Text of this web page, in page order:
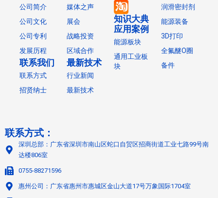
公司简介
公司文化
公司专利
发展历程
联系我们
联系方式
招贤纳士
媒体之声
展会
战略投资
区域合作
最新技术
行业新闻
最新技术
知识大典
应用案例
能源板块
通用工业板
块
润滑密封剂
能源装备
3D打印
全氟醚O圈
备件
联系方式：
深圳总部：广东省深圳市南山区蛇口自贸区招商街道工业七路99号南
达楼806室
0755-88271596
惠州公司：广东省惠州市惠城区金山大道17号万象国际1704室